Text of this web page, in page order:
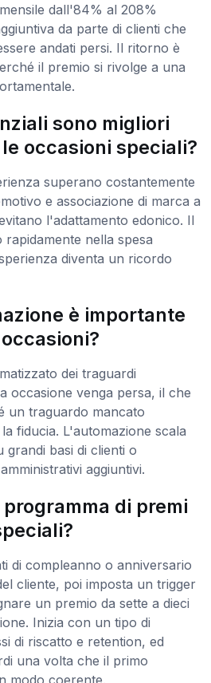
dall'84% al 208%
da parte di clienti che
andati persi. Il ritorno è
il premio si rivolge a una
sono migliori
occasioni speciali?
superano costantemente
e associazione di marca a
l'adattamento edonico. Il
nella spesa
diventa un ricordo
è importante
dei traguardi
occasione venga persa, il che
un traguardo mancato
fiducia. L'automazione scala
grandi basi di clienti o
aggiuntivi.
di premi
di compleanno o anniversario
cliente, poi imposta un trigger
un premio da sette a dieci
Inizia con un tipo di
di riscatto e retention, ed
una volta che il primo
modo coerente.